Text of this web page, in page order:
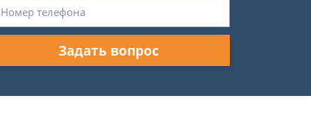
Задать вопрос